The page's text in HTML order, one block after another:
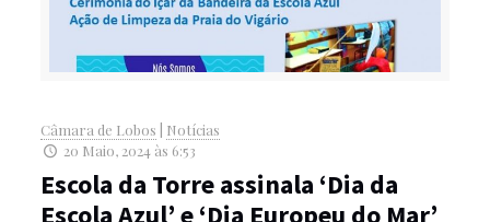
Câmara de Lobos
Notícias
20 Maio, 2024 às 6:53
Escola da Torre assinala ‘Dia da
Escola Azul’ e ‘Dia Europeu do Mar’